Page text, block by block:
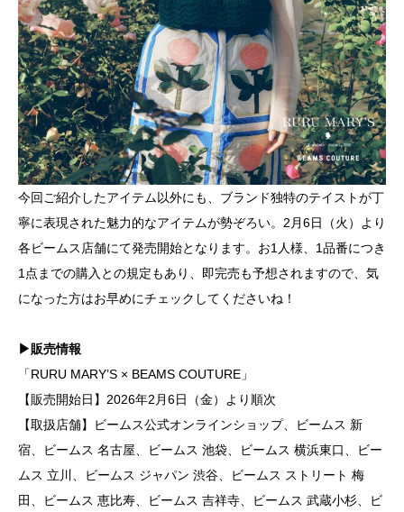
今回ご紹介したアイテム以外にも、ブランド独特のテイストが丁
寧に表現された魅力的なアイテムが勢ぞろい。2月6日（火）より
各ビームス店舗にて発売開始となります。お1人様、1品番につき
1点までの購入との規定もあり、即完売も予想されますので、気
になった方はお早めにチェックしてくださいね！
▶販売情報
「RURU MARY’S × BEAMS COUTURE」
【販売開始日】2026年2月6日（金）より順次
【取扱店舗】ビームス公式オンラインショップ、ビームス 新
宿、ビームス 名古屋、ビームス 池袋、ビームス 横浜東口、ビー
ムス 立川、ビームス ジャパン 渋谷、ビームス ストリート 梅
田、ビームス 恵比寿、ビームス 吉祥寺、ビームス 武蔵小杉、ビ